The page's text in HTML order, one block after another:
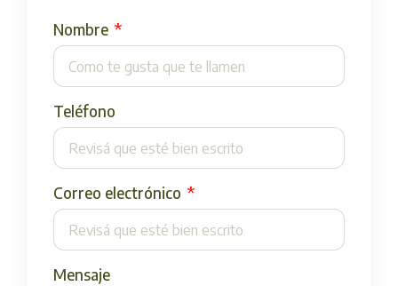
Nombre
Teléfono
Correo electrónico
Mensaje